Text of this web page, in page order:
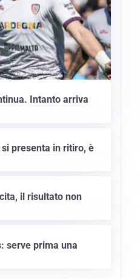
Intanto arriva
presenta in ritiro, è
il risultato non
serve prima una